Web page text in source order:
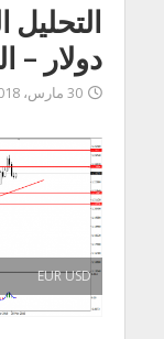
التحليل
دولار –
30 مارس، 2018
EUR USD